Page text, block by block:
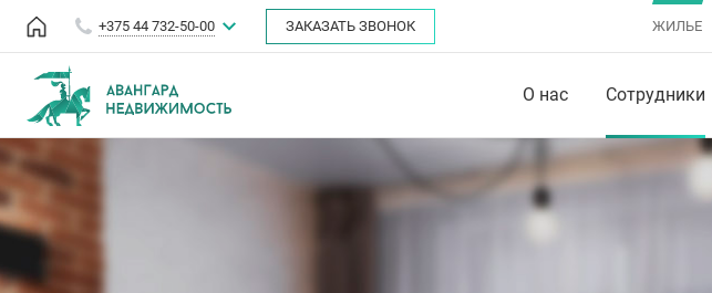
+375 44 732-50-00 ЗАКАЗАТЬ ЗВОНОК ЖИЛЬЕ
О нас Сотрудники